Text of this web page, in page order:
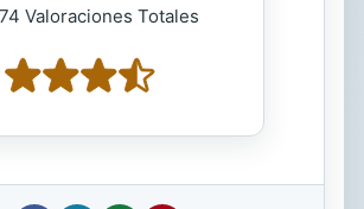
74 Valoraciones Totales